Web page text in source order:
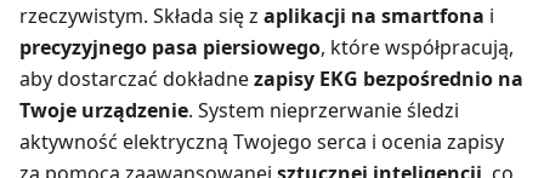
rzeczywistym. Składa się z aplikacji na smartfona i
precyzyjnego pasa piersiowego, które współpracują,
aby dostarczać dokładnezapisy EKG bezpośrednio na
Twoje urządzenie. System nieprzerwanie śledzi
aktywność elektryczną Twojego serca i ocenia zapisy